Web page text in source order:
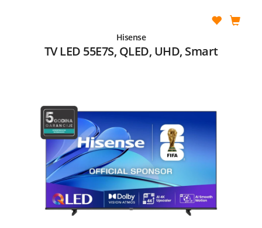
Hisense
TV LED 55E7S, QLED, UHD, Smart